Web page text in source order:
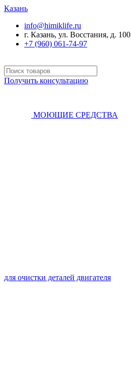
Казань
info@himiklife.ru
г. Казань, ул. Восстания, д. 100
+7 (960) 061-74-97
Получить консультацию
МОЮЩИЕ СРЕДСТВА
для очистки деталей двигателя